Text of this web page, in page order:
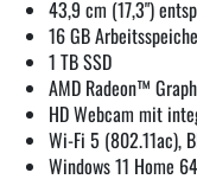
43,9 cm (17,3")
16 GB
1 TB SSD
AMD Radeon™
HD Webcam mit
Wi-Fi 5 (802.11ac),
Windows 11 Home